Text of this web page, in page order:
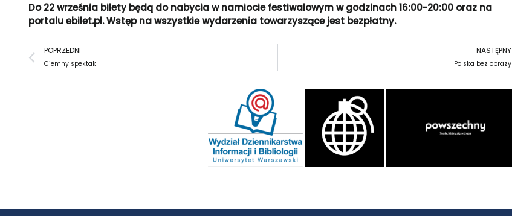
Do 22 września bilety będą do nabycia w namiocie festiwalowym w godzinach 16:00-20:00 oraz na
portalu ebilet.pl. Wstęp na wszystkie wydarzenia towarzyszące jest bezpłatny.
Prev
POPRZEDNI
Ciemny spektakl
NASTĘPNY
Polska bez obrazy